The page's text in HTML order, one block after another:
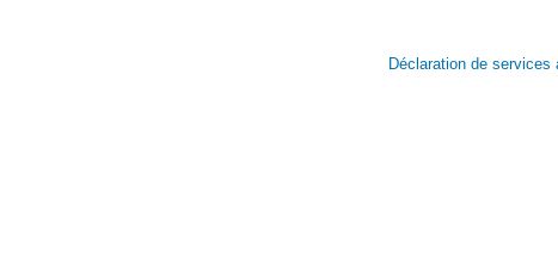
Déclaration de services